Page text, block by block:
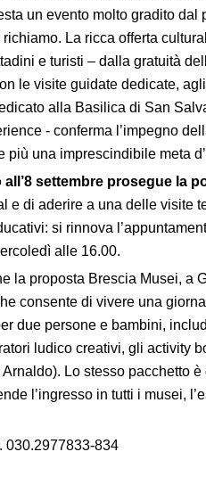
un evento molto gradito dal
La ricca offerta
e turisti – dalla gratuità
le visite guidate dedicate,
alla Basilica di San
- conferma l’impegno
una imprescindibile meta
all’8 settembre prosegue la
e di aderire a una delle visite
si rinnova
alle 16.00.
la proposta Brescia Musei, a
consente di vivere una
due persone e bambini,
ludico creativi, gli activity
Lo stesso pacchetto
l’ingresso in tutti i musei,
030.2977833-834